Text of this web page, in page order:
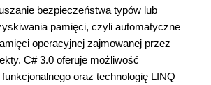
bezpieczeństwa typów lub
pamięci, czyli automatyczne
operacyjnej zajmowanej przez
C# 3.0 oferuje możliwość
oraz technologię LINQ